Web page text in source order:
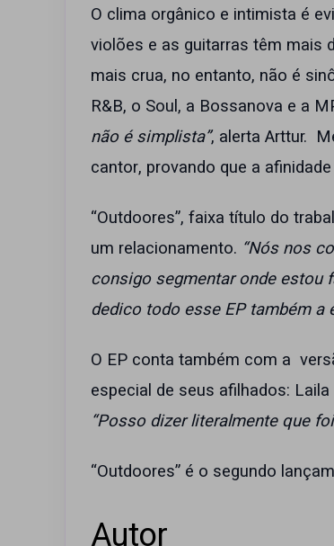
O clima orgânico e intimista é
violões e as guitarras têm mais
mais crua, no entanto, não é
R&B, o Soul, a Bossanova e a
não é simplista”, alerta Arttur.
cantor, provando que a
“Outdoores”, faixa título do
um relacionamento. “Nós nos
consigo segmentar onde estou
dedico todo esse EP também a
O EP conta também com a
especial de seus afilhados:
“Posso dizer literalmente que
“Outdoores” é o segundo
Autor